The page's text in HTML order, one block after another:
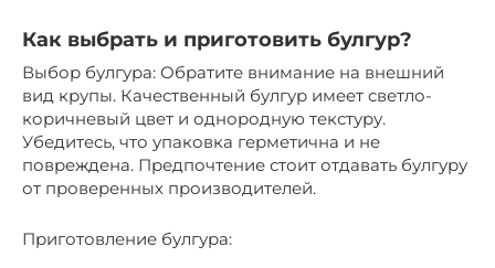
Как выбрать и приготовить булгур?
Выбор булгура: Обратите внимание на внешний
вид крупы. Качественный булгур имеет светло-
коричневый цвет и однородную текстуру.
Убедитесь, что упаковка герметична и не
повреждена. Предпочтение стоит отдавать булгуру
от проверенных производителей.
Приготовление булгура: